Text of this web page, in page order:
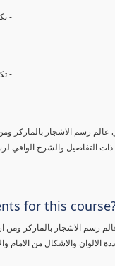
تكنيك رسم الاشجار بالماركر - دورة مصغرة -
تكنيك رسم الاشجار بالماركر - دورة مصغرة -
رسم الاشجار بالماركر ومن
for this
الاشجار بالماركر ومن
والاشكال من الامام